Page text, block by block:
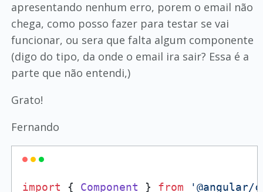
apresentando nenhum erro, porem o email não
chega, como posso fazer para testar se vai
funcionar, ou sera que falta algum componente
(digo do tipo, da onde o email ira sair? Essa é a
parte que não entendi,)
Grato!
Fernando
import { Component } from '@angular/